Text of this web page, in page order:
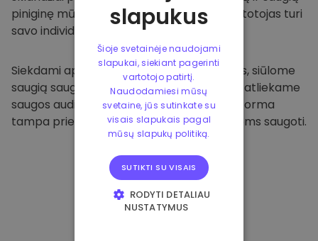
piniginę mūsų platformoje. Kiekvienas vartotojas turi
savo individualią piniginę.
Siekdami apsaugoti savo klientus ir jų lėšas, siūlome
saugią saugyklą neprisijungus ir reguliariai atliekame
saugos auditus. Dėl šio požiūrio mūsų platforma
tampa prieglobsčiu ir kitoms kriptovaliutoms saugoti.
slapukus
Šioje svetainėje naudojami
slapukai, siekiant pagerinti
vartotojo patirtį.
Naudodamiesi mūsų
svetaine, jūs sutinkate su
visais slapukais pagal
mūsų slapukų politiką.
SUTIKTI SU VISAIS
RODYTI DETALIAU
NUSTATYMUS